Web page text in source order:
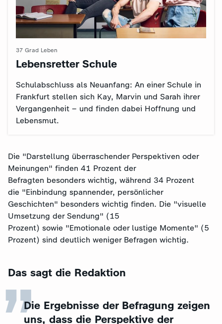
37 Grad Leben
:Lebensretter Schule
Schulabschluss als Neuanfang: An einer Schule in
Frankfurt stellen sich Kay, Marvin und Sarah ihrer
Vergangenheit – und finden dabei Hoffnung und
Lebensmut.
Die "Darstellung überraschender Perspektiven oder
Meinungen" finden 41 Prozent der
Befragten besonders wichtig, während 34 Prozent
die "Einbindung spannender, persönlicher
Geschichten" besonders wichtig finden. Die "visuelle
Umsetzung der Sendung" (15
Prozent) sowie "Emotionale oder lustige Momente" (5
Prozent) sind deutlich weniger Befragen wichtig.
Das sagt die Redaktion
Die Ergebnisse der Befragung zeigen
uns, dass die Perspektive der
„